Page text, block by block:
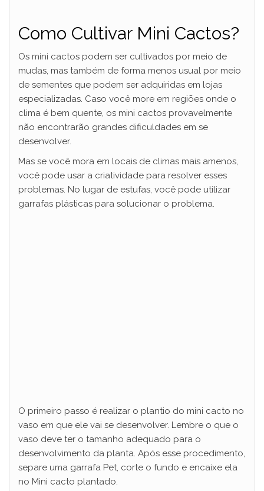
V
i
d
e
o
Como Cultivar Mini Cactos?
Os mini cactos podem ser cultivados por meio de
mudas, mas também de forma menos usual por meio
de sementes que podem ser adquiridas em lojas
especializadas. Caso você more em regiões onde o
clima é bem quente, os mini cactos provavelmente
não encontrarão grandes dificuldades em se
desenvolver.
Mas se você mora em locais de climas mais amenos,
você pode usar a criatividade para resolver esses
problemas. No lugar de estufas, você pode utilizar
garrafas plásticas para solucionar o problema.
O primeiro passo é realizar o plantio do mini cacto no
vaso em que ele vai se desenvolver. Lembre o que o
vaso deve ter o tamanho adequado para o
desenvolvimento da planta. Após esse procedimento,
separe uma garrafa Pet, corte o fundo e encaixe ela
no Mini cacto plantado.